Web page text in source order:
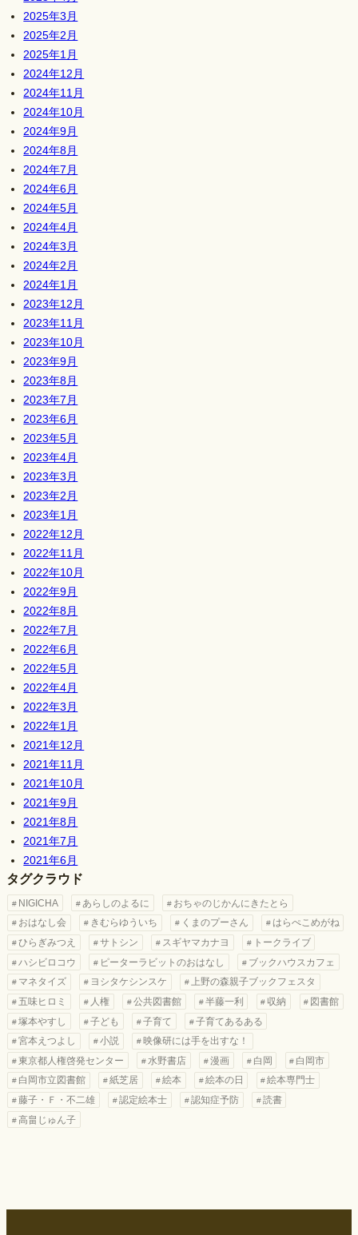
2025年3月
2025年2月
2025年1月
2024年12月
2024年11月
2024年10月
2024年9月
2024年8月
2024年7月
2024年6月
2024年5月
2024年4月
2024年3月
2024年2月
2024年1月
2023年12月
2023年11月
2023年10月
2023年9月
2023年8月
2023年7月
2023年6月
2023年5月
2023年4月
2023年3月
2023年2月
2023年1月
2022年12月
2022年11月
2022年10月
2022年9月
2022年8月
2022年7月
2022年6月
2022年5月
2022年4月
2022年3月
2022年1月
2021年12月
2021年11月
2021年10月
2021年9月
2021年8月
2021年7月
2021年6月
タグクラウド
NIGICHA あらしのよるに
おちゃのじかんにきたとら
おはなし会
きむらゆういち くまのプーさん
はらぺこめがね
ひらぎみつえ
サトシン スギヤマカナヨ
トークライブ
ハシビロコウ
ピーターラビットのおはなし
ブックハウスカフェ
マネタイズ
ヨシタケシンスケ
上野の森親子ブックフェスタ
五味ヒロミ
人権 公共図書館 半藤一利 収納
図書館
塚本やすし
子ども 子育て
子育てあるある
宮本えつよし
小説
映像研には手を出すな！
東京都人権啓発センター
水野書店 漫画 白岡
白岡市
白岡市立図書館
紙芝居 絵本 絵本の日
絵本専門士
藤子・Ｆ・不二雄
認定絵本士 認知症予防
読書
高畠じゅん子